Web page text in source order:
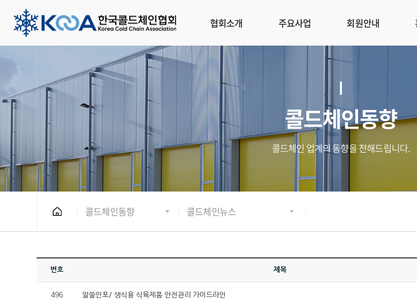
협회소개 주요사업 회원안내
콜드체인동향
콜드체인 업계의 동향을 전해드립니다.
콜드체인동향 콜드체인뉴스
번호 제목
496 알쓸인포/ 생식용 식육제품 안전관리 가이드라인